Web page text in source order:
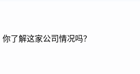
了解这家公司情况吗？